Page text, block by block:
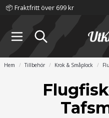
📦 Fraktfritt över 699 kr
Hem Tillbehör Krok & Småplock